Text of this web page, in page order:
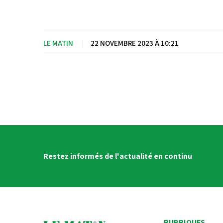
LE MATIN 22 NOVEMBRE 2023 À 10:21
Restez informés de l'actualité en continu